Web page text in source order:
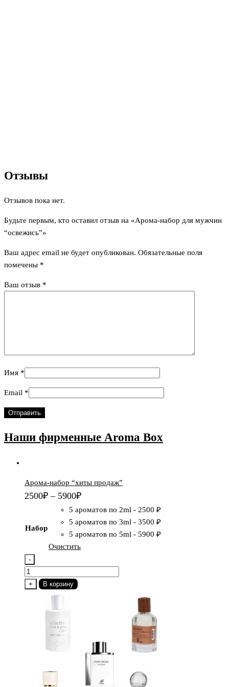
Отзывы
Отзывов пока нет.
Будьте первым, кто оставил отзыв на «Арома-набор для мужчин
“освежись”»
Ваш адрес email не будет опубликован. Обязательные поля
помечены *
Ваш отзыв *
Имя *
Email *
Наши фирменные Aroma Box
Арома-набор “хиты продаж”
2500₽ – 5900₽
Набор
5 ароматов по 2ml - 2500 ₽
5 ароматов по 3ml - 3500 ₽
5 ароматов по 5ml - 5900 ₽
Очистить
-
Количество
товара
+ В корзину